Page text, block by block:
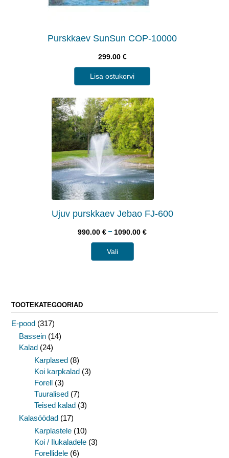
Purskkaev SunSun COP-10000
299.00 €
Lisa ostukorvi
Ujuv purskkaev Jebao FJ-600
990.00€ – 1090.00€
Vali
TOOTEKATEGOORIAD
E-pood (317)
Bassein (14)
Kalad (24)
Karplased (8)
Koi karpkalad (3)
Forell (3)
Tuuralised (7)
Teised kalad (3)
Kalasöödad (17)
Karplastele (10)
Koi / Ilukaladele (3)
Forellidele (6)